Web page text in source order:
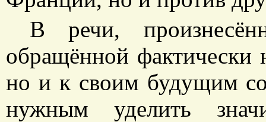
В речи,
обращённой фактически
но и к своим будущим
нужным уделить